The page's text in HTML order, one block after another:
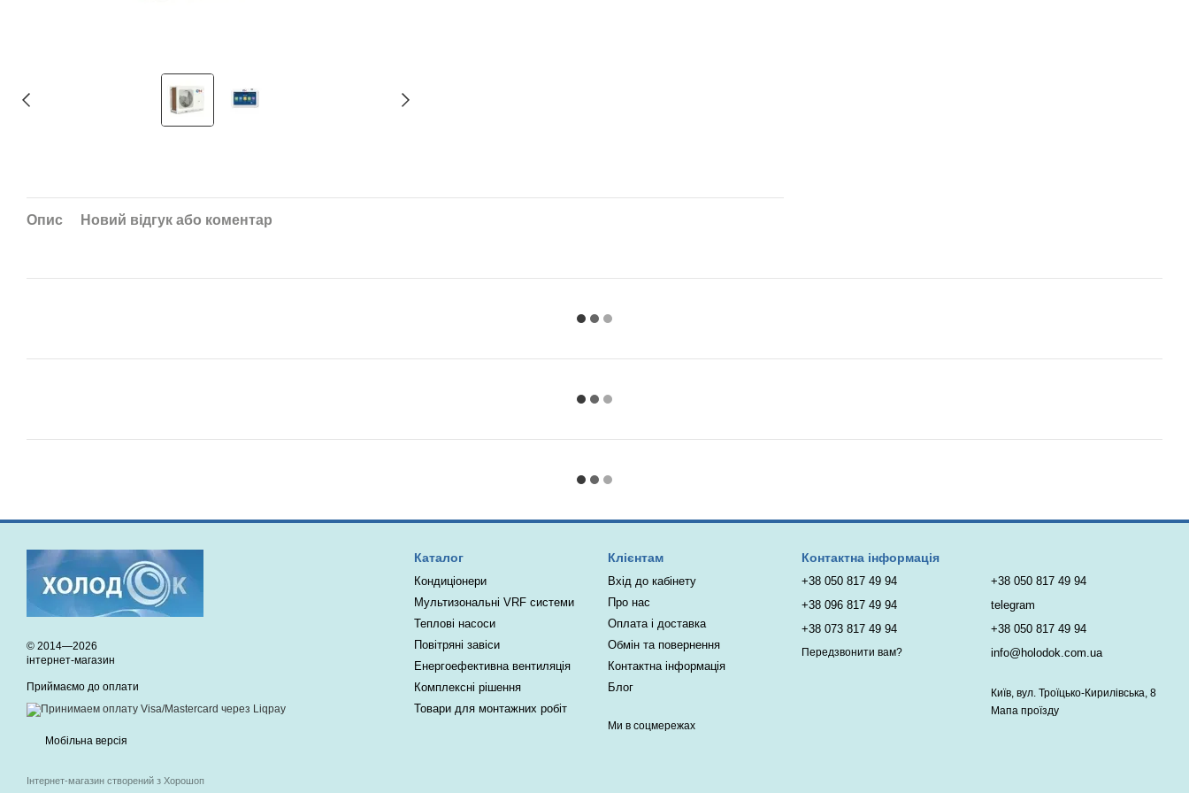
Опис Новий відгук або коментар
© 2014—2026
інтернет-магазин
Приймаємо до оплати
Мобільна версія
Інтернет-магазин створений з Хорошоп
Каталог
Кондиціонери
Мультизональні VRF системи
Теплові насоси
Повітряні завіси
Енергоефективна вентиляція
Комплексні рішення
Товари для монтажних робіт
Клієнтам
Вхід до кабінету
Про нас
Оплата і доставка
Обмін та повернення
Контактна інформація
Блог
Ми в соцмережах
Контактна інформація
+38 050 817 49 94
+38 096 817 49 94
+38 073 817 49 94
Передзвонити вам?
+38 050 817 49 94
telegram
+38 050 817 49 94
info@holodok.com.ua
Київ, вул. Троїцько-Кирилівська, 8
Мапа проїзду